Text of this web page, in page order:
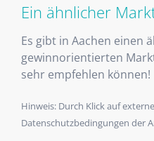
Ein ähnlicher
Es gibt in Aachen einen
gewinnorientierten
sehr empfehlen können!
Hinweis: Durch Klick auf
Datenschutzbedingungen der